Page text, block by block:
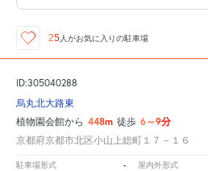
25 人がお気に入りの駐車場
ID:305040288
烏丸北大路東
植物園会館から 448m 徒歩 6～9分
京都府京都市北区小山上総町１７－１６
駐車場形式 - 屋内外形式